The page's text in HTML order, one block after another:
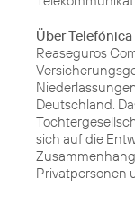
Über
Reaseguros
Deutschland.
sich auf die
Privatpersonen